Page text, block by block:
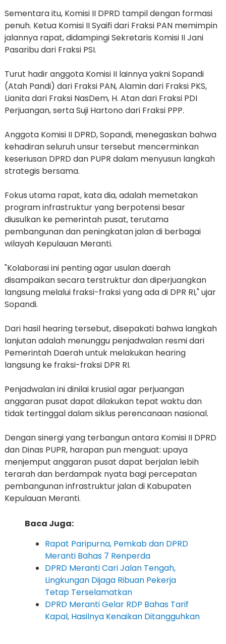
Sementara itu, Komisi II DPRD tampil dengan formasi
penuh. Ketua Komisi II Syaifi dari Fraksi PAN memimpin
jalannya rapat, didampingi Sekretaris Komisi II Jani
Pasaribu dari Fraksi PSI.
Turut hadir anggota Komisi II lainnya yakni Sopandi
(Atah Pandi) dari Fraksi PAN, Alamin dari Fraksi PKS,
Lianita dari Fraksi NasDem, H. Atan dari Fraksi PDI
Perjuangan, serta Suji Hartono dari Fraksi PPP.
Anggota Komisi II DPRD, Sopandi, menegaskan bahwa
kehadiran seluruh unsur tersebut mencerminkan
keseriusan DPRD dan PUPR dalam menyusun langkah
strategis bersama.
Fokus utama rapat, kata dia, adalah memetakan
program infrastruktur yang berpotensi besar
diusulkan ke pemerintah pusat, terutama
pembangunan dan peningkatan jalan di berbagai
wilayah Kepulauan Meranti.
"Kolaborasi ini penting agar usulan daerah
disampaikan secara terstruktur dan diperjuangkan
langsung melalui fraksi-fraksi yang ada di DPR RI," ujar
Sopandi.
Dari hasil hearing tersebut, disepakati bahwa langkah
lanjutan adalah menunggu penjadwalan resmi dari
Pemerintah Daerah untuk melakukan hearing
langsung ke fraksi-fraksi DPR RI.
Penjadwalan ini dinilai krusial agar perjuangan
anggaran pusat dapat dilakukan tepat waktu dan
tidak tertinggal dalam siklus perencanaan nasional.
Dengan sinergi yang terbangun antara Komisi II DPRD
dan Dinas PUPR, harapan pun menguat: upaya
menjemput anggaran pusat dapat berjalan lebih
terarah dan berdampak nyata bagi percepatan
pembangunan infrastruktur jalan di Kabupaten
Kepulauan Meranti.
Baca Juga:
Rapat Paripurna, Pemkab dan DPRD
Meranti Bahas 7 Renperda
DPRD Meranti Cari Jalan Tengah,
Lingkungan Dijaga Ribuan Pekerja
Tetap Terselamatkan
DPRD Meranti Gelar RDP Bahas Tarif
Kapal, Hasilnya Kenaikan Ditangguhkan